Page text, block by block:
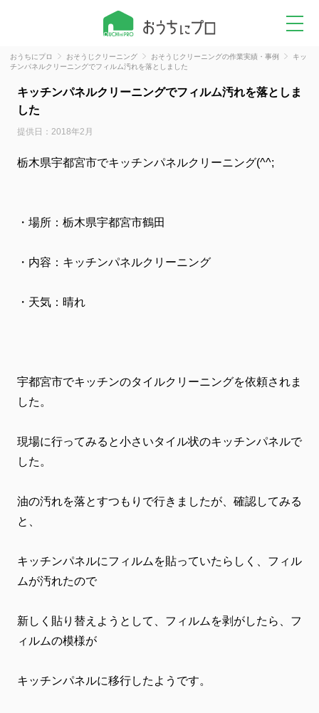
おうちにプロ おそうじクリーニング おそうじクリーニングの作業実績・事例
キッ
チンパネルクリーニングでフィルム汚れを落としました
キッチンパネルクリーニングでフィルム汚れを落としま
した
提供日：2018年2月
栃木県宇都宮市でキッチンパネルクリーニング(^^;
・場所：栃木県宇都宮市鶴田
・内容：キッチンパネルクリーニング
・天気：晴れ
宇都宮市でキッチンのタイルクリーニングを依頼されま
した。
現場に行ってみると小さいタイル状のキッチンパネルで
した。
油の汚れを落とすつもりで行きましたが、確認してみる
と、
キッチンパネルにフィルムを貼っていたらしく、フィル
ムが汚れたので
新しく貼り替えようとして、フィルムを剥がしたら、フ
ィルムの模様が
キッチンパネルに移行したようです。